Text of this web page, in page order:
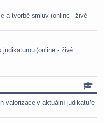
a tvorbě smluv (online - živé
(online - živé
valorizace v aktuální judikatuře